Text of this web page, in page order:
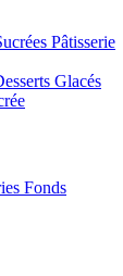
Pâtisserie
Glacés
Fonds